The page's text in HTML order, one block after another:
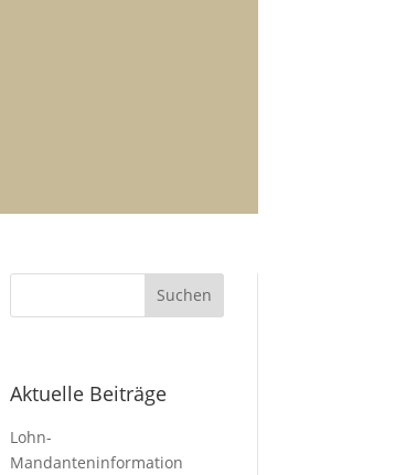
Aktuelle Beiträge
Lohn-
Mandanteninformation